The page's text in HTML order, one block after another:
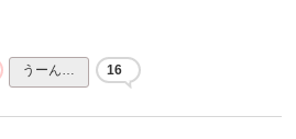
うーん… 16